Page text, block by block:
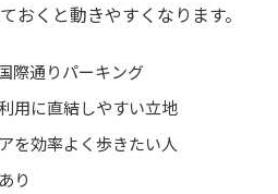
おくと動きやすくなります。
際通りパーキング
用に直結しやすい立地
を効率よく歩きたい人
り